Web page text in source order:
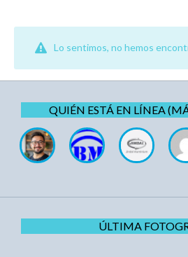
Lo sentimos, no hemos
QUIÉN ESTÁ EN LÍNEA
ÚLTIMA